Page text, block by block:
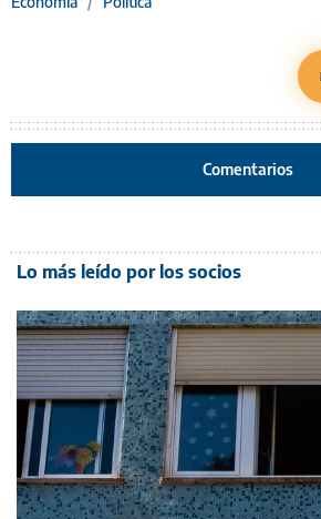
Comentarios
Lo más leído por los socios